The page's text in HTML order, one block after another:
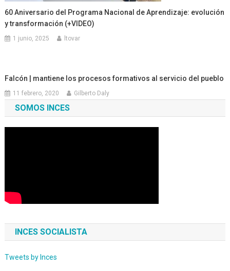
60 Aniversario del Programa Nacional de Aprendizaje: evolución
y transformación (+VIDEO)
1 junio, 2025 ltovar
Falcón | mantiene los procesos formativos al servicio del pueblo
11 febrero, 2020 Gilberto Daly
SOMOS INCES
INCES SOCIALISTA
Tweets by Inces